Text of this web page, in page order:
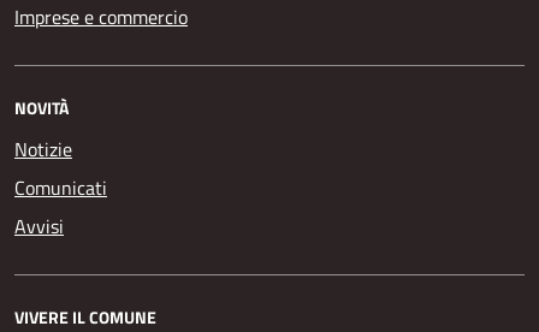
Imprese e commercio
NOVITÀ
Notizie
Comunicati
Avvisi
VIVERE IL COMUNE